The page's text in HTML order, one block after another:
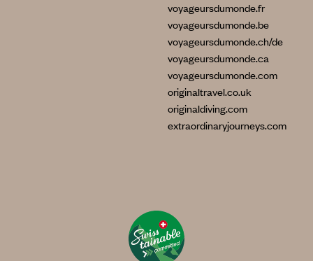
voyageursdumonde.fr
voyageursdumonde.be
voyageursdumonde.ch/de
voyageursdumonde.ca
voyageursdumonde.com
originaltravel.co.uk
originaldiving.com
extraordinaryjourneys.com